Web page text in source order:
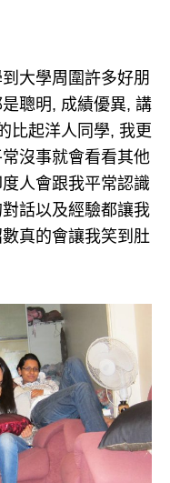
大學周圍許多好朋
聰明, 成績優異, 講
比起洋人同學, 我更
沒事就會看看其他
人會跟我平常認識
話以及經驗都讓我
真的會讓我笑到肚